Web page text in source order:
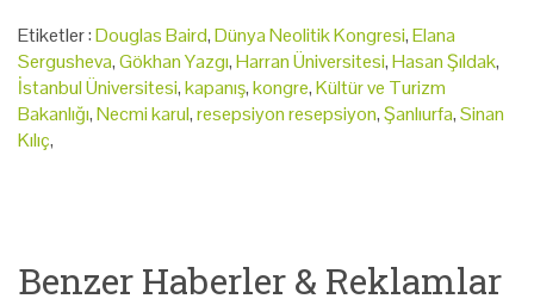
Etiketler :Douglas Baird,Dünya Neolitik Kongresi,Elana
Sergusheva,Gökhan Yazgı,Harran Üniversitesi,Hasan Şıldak,
İstanbul Üniversitesi,kapanış,kongre,Kültür ve Turizm
Bakanlığı,Necmi karul,resepsiyon resepsiyon,Şanlıurfa,Sinan
Kılıç,
Benzer Haberler & Reklamlar